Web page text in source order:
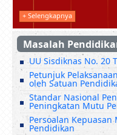
+ Selengkapnya
Masalah
UU Sisdiknas No. 20
Petunjuk
oleh Satuan
Standar Nasional
Peningkatan Mutu
Persoalan Kepuasan
Pendidikan